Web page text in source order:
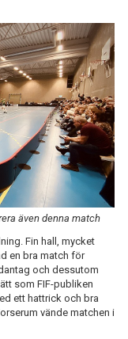
även denna match
Fin hall, mycket
en bra match för
och dessutom
som FIF-publiken
ett hattrick och bra
vände matchen i